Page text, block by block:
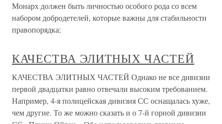
Монарх должен быть личностью особого рода со всем
набором добродетелей, которые важны для стабильности
правопорядка;
КАЧЕСТВА ЭЛИТНЫХ ЧАСТЕЙ
КАЧЕСТВА ЭЛИТНЫХ ЧАСТЕЙ Однако не все дивизии
первой двадцатки равно отвечали высоким требованием.
Например, 4-я полицейская дивизия СС оснащалась хуже,
чем другие. То же можно сказать и о 7-й горной дивизии